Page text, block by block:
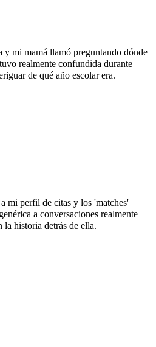
mi mamá llamó preguntando dónde
realmente confundida durante
de qué año escolar era.
mi perfil de citas y los 'matches'
a conversaciones realmente
la historia detrás de ella.